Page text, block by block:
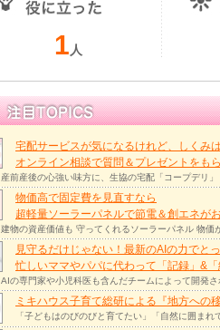
1 人
宅配サービスが気になるけれど、しくみ
オンライン相談で質問＆プレゼントをも
産前産後の心強い味方に、生協の宅配「コープデリ
物価高で固定費を見直すなら
超軽量ソーラーパネルで節電＆創エネが
建物の資産価値も 守ってくれるソーラーパネル 物
見守るだけじゃない！最新のAIの力でと
忙しいママやパパに代わって「記録」&
AIの専門家や小児科医も含んだチームによって開発
ミキハウス子育て総研による『地方への
「子どもはのびのびと育てたい」「自然に囲ま